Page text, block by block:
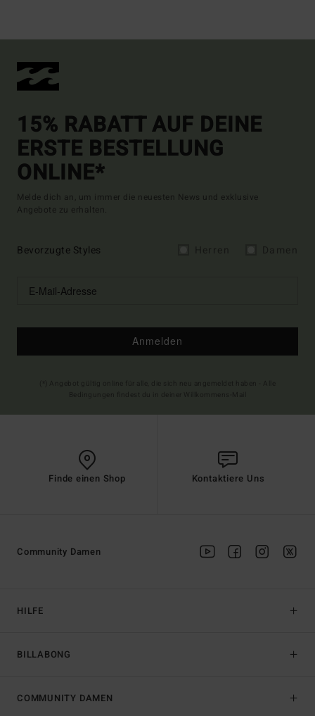
15% RABATT AUF DEINE
ERSTE BESTELLUNG
ONLINE*
Melde dich an, um immer die neuesten News und exklusive
Angebote zu erhalten.
Bevorzugte Styles
Anmelden
Finde einen Shop Kontaktiere Uns
HILFE
BILLABONG
Community Damen
COMMUNITY DAMEN